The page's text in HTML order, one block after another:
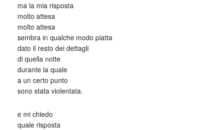
ma la mia risposta
molto attesa
molto attesa
sembra in qualche modo piatta
dato il resto dei dettagli
di quella notte
durante la quale
a un certo punto
sono stata violentata.
e mi chiedo
quale risposta